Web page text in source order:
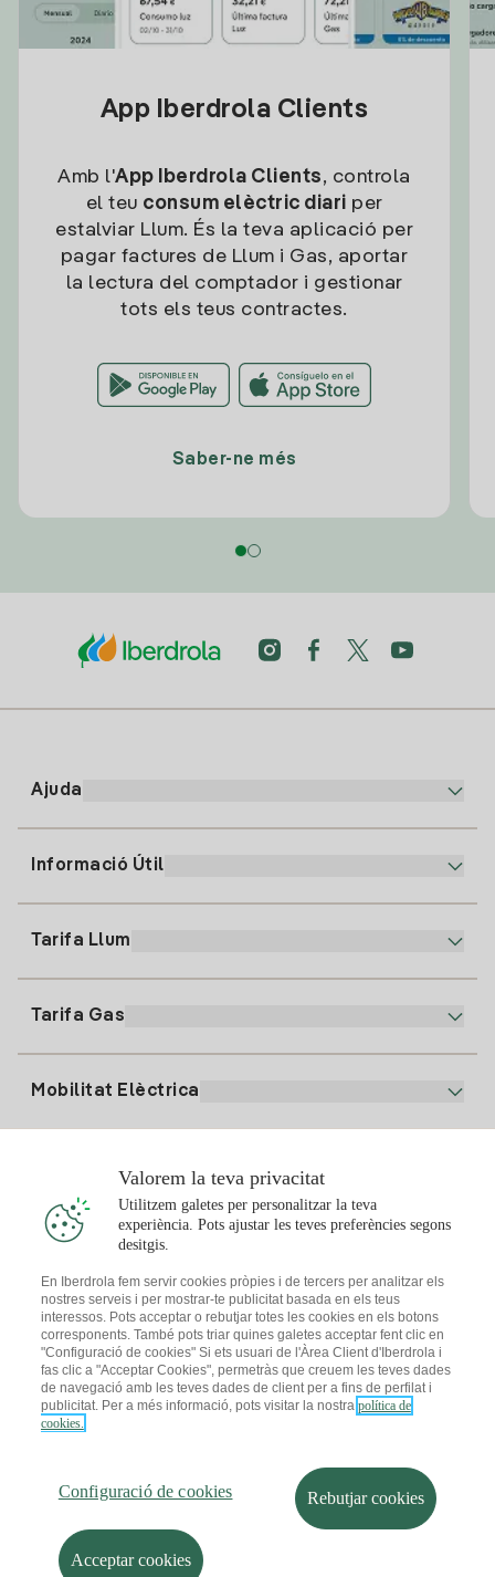
App Iberdrola Clients
Amb l'App Iberdrola Clients, controla
el teu consum elèctric diari per
estalviar Llum. És la teva aplicació per
pagar factures de Llum i Gas, aportar
la lectura del comptador i gestionar
tots els teus contractes.
Saber-ne més
Ajuda
91 919 52 73
clientes@tuiberdrola.es
Informació Útil
Alta Gas
Tarifa Llum
Tarifa Gas
Mobilitat Elèctrica
Punts de Recàrrega
Simulador Plaques Solars
Comunitats Solars
Solar Cloud
I + Repair Solar
T'interessa
Consells Llum
Consells Gas
Autoconsum
Sostenibilitat
Descarrega l'App Iberdola Clients
Configuració de cookies
Seguretat de la informació Accessibilitat
Canal de Denúncies Iberdrola.com
© 2026 Iberdrola Clientes S.A.U.
Valorem la teva privacitat
Utilitzem galetes per personalitzar la teva
experiència. Pots ajustar les teves preferències segons
desitgis.
En Iberdrola fem servir cookies pròpies i de tercers per analitzar els
nostres serveis i per mostrar-te publicitat basada en els teus
interessos. Pots acceptar o rebutjar totes les cookies en els botons
corresponents. També pots triar quines galetes acceptar fent clic en
"Configuració de cookies" Si ets usuari de l'Àrea Client d'Iberdrola i
fas clic a "Acceptar Cookies", permetràs que creuem les teves dades
de navegació amb les teves dades de client per a fins de perfilat i
publicitat. Per a més informació, pots visitar la nostra política de
cookies.
Configuració de cookies Rebutjar cookies
Acceptar cookies